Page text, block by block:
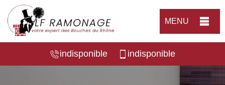
MENU
indisponible indisponible